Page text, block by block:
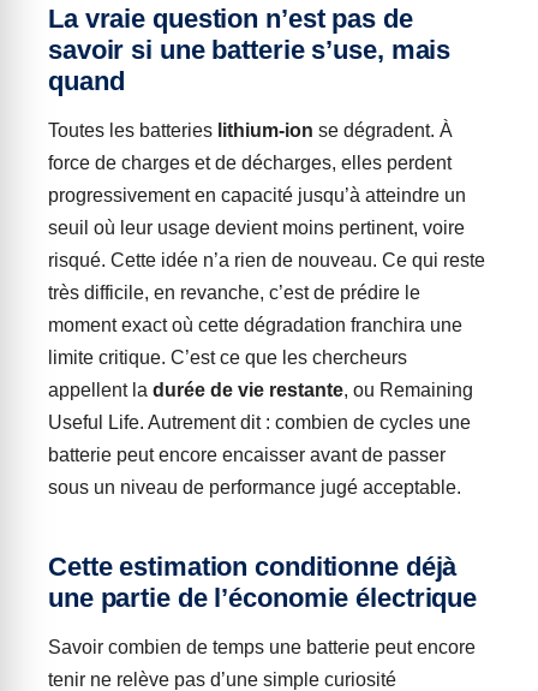
La vraie question n’est pas de
savoir si une batterie s’use, mais
quand
Toutes les batteries lithium-ion se dégradent. À
force de charges et de décharges, elles perdent
progressivement en capacité jusqu’à atteindre un
seuil où leur usage devient moins pertinent, voire
risqué. Cette idée n’a rien de nouveau. Ce qui reste
très difficile, en revanche, c’est de prédire le
moment exact où cette dégradation franchira une
limite critique. C’est ce que les chercheurs
appellent la durée de vie restante, ou Remaining
Useful Life. Autrement dit : combien de cycles une
batterie peut encore encaisser avant de passer
sous un niveau de performance jugé acceptable.
Cette estimation conditionne déjà
une partie de l’économie électrique
Savoir combien de temps une batterie peut encore
tenir ne relève pas d’une simple curiosité